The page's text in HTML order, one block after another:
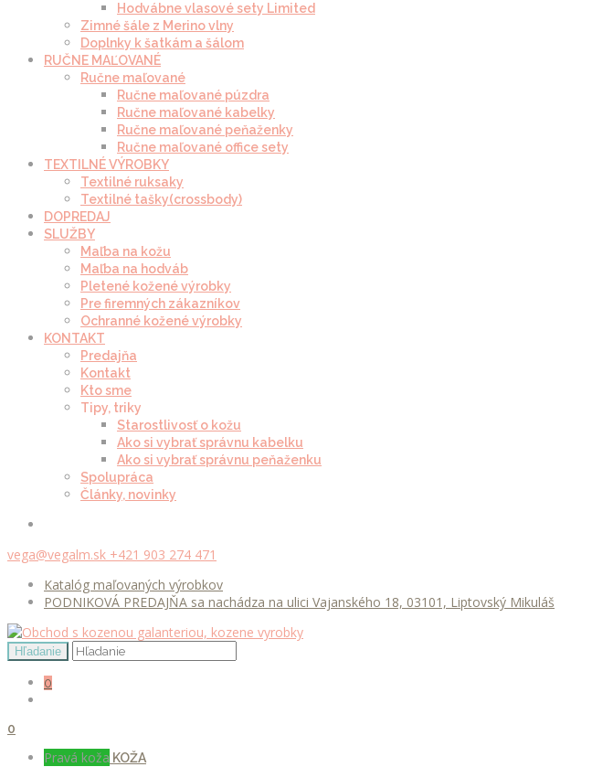
Hodvábne vlasové sety Limited
Zimné šále z Merino vlny
Doplnky k šatkám a šálom
RUČNE MAĽOVANÉ
Ručne maľované
Ručne maľované púzdra
Ručne maľované kabelky
Ručne maľované peňaženky
Ručne maľované office sety
TEXTILNÉ VÝROBKY
Textilné ruksaky
Textilné tašky(crossbody)
DOPREDAJ
SLUŽBY
Maľba na kožu
Maľba na hodváb
Pletené kožené výrobky
Pre firemných zákazníkov
Ochranné kožené výrobky
KONTAKT
Predajňa
Kontakt
Kto sme
Tipy, triky
Starostlivosť o kožu
Ako si vybrať správnu kabelku
Ako si vybrať správnu peňaženku
Spolupráca
Články, novinky
vega@vegalm.sk +421 903 274 471
Katalóg maľovaných výrobkov
PODNIKOVÁ PREDAJŇA sa nachádza na ulici Vajanského 18, 03101, Liptovský Mikuláš
0
0
Pravá koža KOŽA